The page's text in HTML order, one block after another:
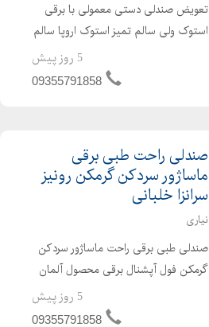
تعویض صندلی دستی معمولی با برقی
استوک ولی سالم تمیز استوک اروپا سالم
در حد نو با انواع مدلهای متفاوت در
سایزهای متفاوت و رنگ های متفاوت
5 روز پیش
09355791858
صندلی راحت طبی برقی
ماساژور سردکن گرمکن رونیز
سرانزا خلبانی
نیاری
صندلی طبی برقی راحت ماساژور سردکن
گرمکن فول آپشنال برقی محصول آلمان
وارداتی ژاپن وارداتی قابل نصب دقیق
پیچب پیچ بر روی خودروهای سواری و
5 روز پیش
09355791858